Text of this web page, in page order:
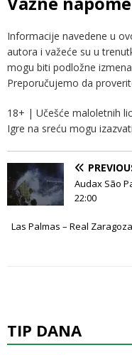
Informacije navedene u
autora i važeće su u
mogu biti podložne
Preporučujemo da
18+ | Učešće maloletnih
Igre na sreću mogu
Audax São
22:00
Las Palmas – Real
TIP DANA